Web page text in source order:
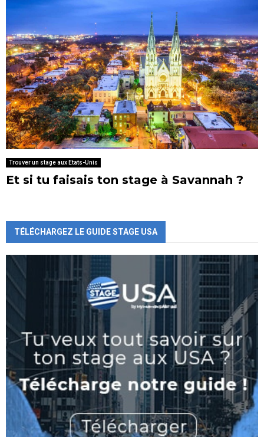
Trouver un stage aux Etats-Unis
Et si tu faisais ton stage à Savannah ?
TÉLÉCHARGEZ LE GUIDE STAGE USA